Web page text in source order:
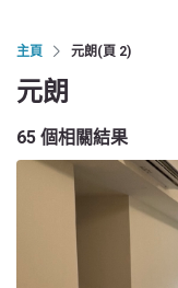
主頁 元朗 (頁 2)
元朗
65 個相關結果